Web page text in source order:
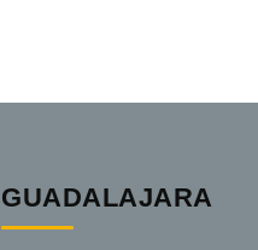
GUADALAJARA